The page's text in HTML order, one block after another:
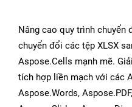
Nâng cao quy trình chuyển
chuyển đổi các tệp XLSX
Aspose.Cells mạnh mẽ.
tích hợp liền mạch với các
Aspose.Words,